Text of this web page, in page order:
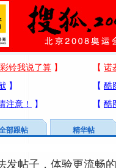
部跟帖
精华帖
发帖子，体验更流畅